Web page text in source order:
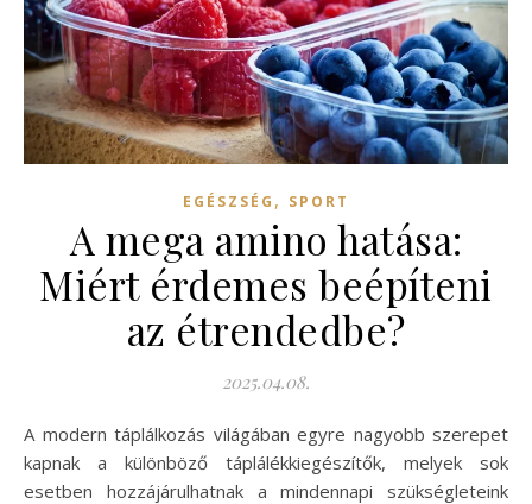
EGÉSZSÉG , SPORT
A mega amino hatása:
Miért érdemes beépíteni
az étrendedbe?
2025.04.08.
A modern táplálkozás világában egyre nagyobb szerepet
kapnak a különböző táplálékkiegészítők, melyek sok
esetben hozzájárulhatnak a mindennapi szükségleteink